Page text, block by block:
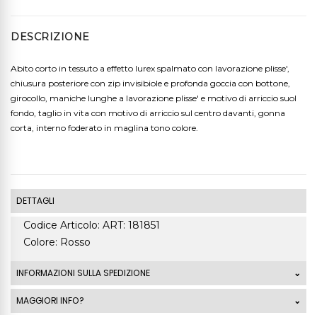
DESCRIZIONE
Abito corto in tessuto a effetto lurex spalmato con lavorazione plisse',
chiusura posteriore con zip invisibiole e profonda goccia con bottone,
girocollo, maniche lunghe a lavorazione plisse' e motivo di arriccio suol
fondo, taglio in vita con motivo di arriccio sul centro davanti, gonna
corta, interno foderato in maglina tono colore.
DETTAGLI
Codice Articolo: ART: 181851
Colore: Rosso
INFORMAZIONI SULLA SPEDIZIONE
Le spedizioni standard Italia di ordini che superano
MAGGIORI INFO?